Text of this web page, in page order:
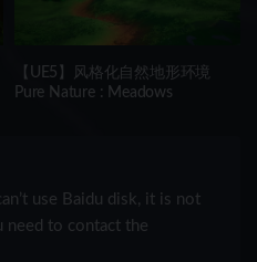
【UE5】风格化自然地形环境
Pure Nature : Meadows
use Baidu disk, it is not
need to contact the